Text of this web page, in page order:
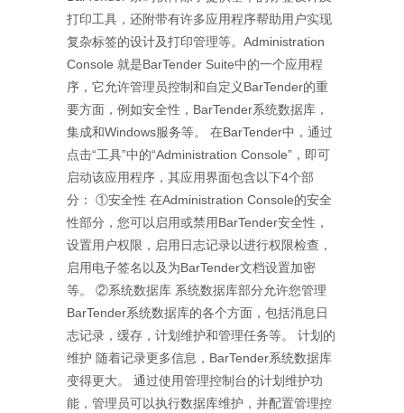
打印工具，还附带有许多应用程序帮助用户实现
复杂标签的设计及打印管理等。Administration
Console 就是BarTender Suite中的一个应用程
序，它允许管理员控制和自定义BarTender的重
要方面，例如安全性，BarTender系统数据库，
集成和Windows服务等。 在BarTender中，通过
点击“工具”中的“Administration Console”，即可
启动该应用程序，其应用界面包含以下4个部
分： ①安全性 在Administration Console的安全
性部分，您可以启用或禁用BarTender安全性，
设置用户权限，启用日志记录以进行权限检查，
启用电子签名以及为BarTender文档设置加密
等。 ②系统数据库 系统数据库部分允许您管理
BarTender系统数据库的各个方面，包括消息日
志记录，缓存，计划维护和管理任务等。 计划的
维护 随着记录更多信息，BarTender系统数据库
变得更大。 通过使用管理控制台的计划维护功
能，管理员可以执行数据库维护，并配置管理控